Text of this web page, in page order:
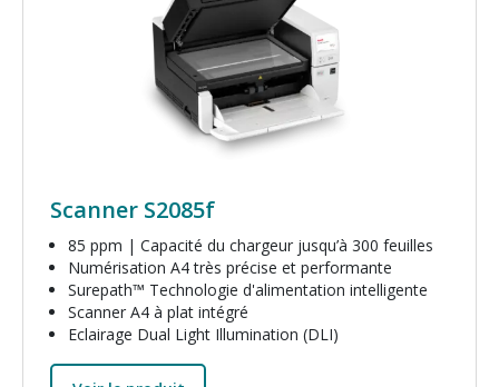
Scanner S2085f
85 ppm | Capacité du chargeur jusqu’à 300 feuilles
Numérisation A4 très précise et performante
Surepath™ Technologie d'alimentation intelligente
Scanner A4 à plat intégré
Eclairage Dual Light Illumination (DLI)